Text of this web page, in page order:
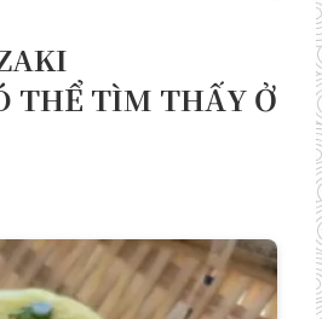
THỂ TÌM THẤY Ở